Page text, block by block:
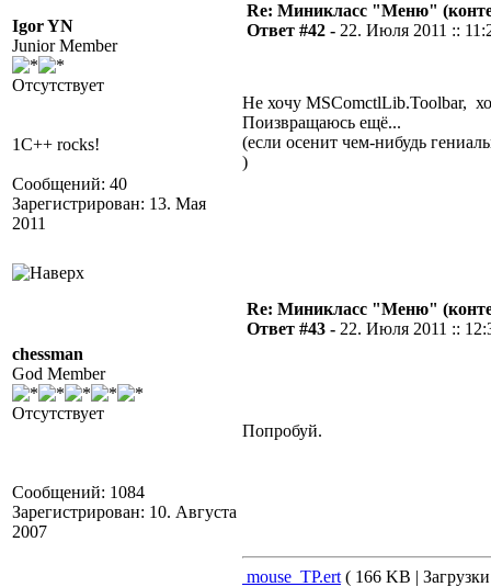
Igor YN
Junior Member
Отсутствует
1C++ rocks!
Сообщений: 40
Зарегистрирован: 13. Мая
2011
Re: Миникласс "Меню"
Ответ #42 - 22. Июля 2011 ::
Не хочу MSComctlLib.Toolbar,
Поизвращаюсь ещё...
(если осенит чем-нибудь
)
chessman
God Member
Отсутствует
Сообщений: 1084
Зарегистрирован: 10. Августа
2007
Re: Миникласс "Меню"
Ответ #43 - 22. Июля 2011 ::
Попробуй.
mouse_TP.ert ( 166 KB |